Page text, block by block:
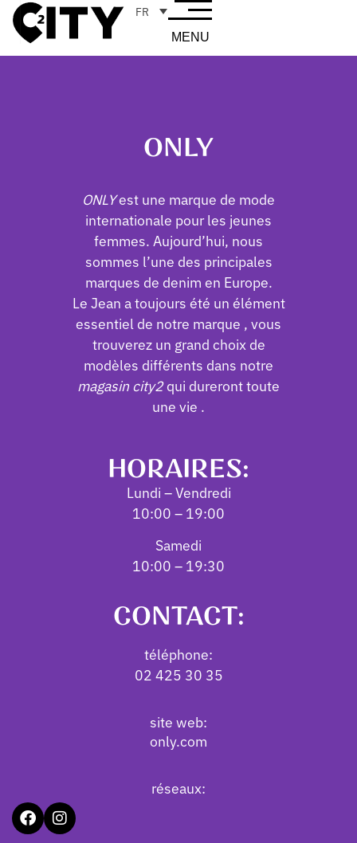
FR
MENU
ONLY
ONLYest une marque de mode
internationale pour les jeunes
femmes. Aujourd’hui, nous
sommes l’une des principales
marques de denim en Europe.
Le Jean a toujours été un élément
essentiel de notre marque , vous
trouverez un grand choix de
modèles différents dans notre
magasin city2qui dureront toute
une vie .
HORAIRES:
Lundi – Vendredi
10:00 – 19:00
Samedi
10:00 – 19:30
CONTACT:
téléphone:
02 425 30 35
site web:
only.com
réseaux: